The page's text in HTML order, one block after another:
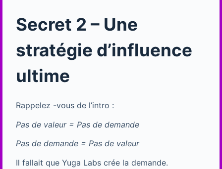
Secret 2 – Une
stratégie d’influence
ultime
Rappelez -vous de l’intro :
Pas de valeur = Pas de demande
Pas de demande = Pas de valeur
Il fallait que Yuga Labs crée la demande.